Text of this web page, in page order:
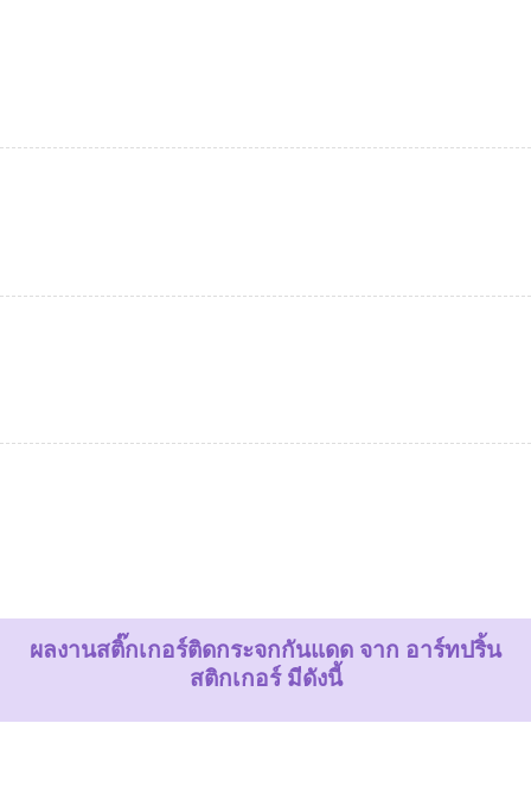
ผลงานสติ๊กเกอร์ติดกระจกกันแดด จาก อาร์ทปริ้น
สติกเกอร์ มีดังนี้